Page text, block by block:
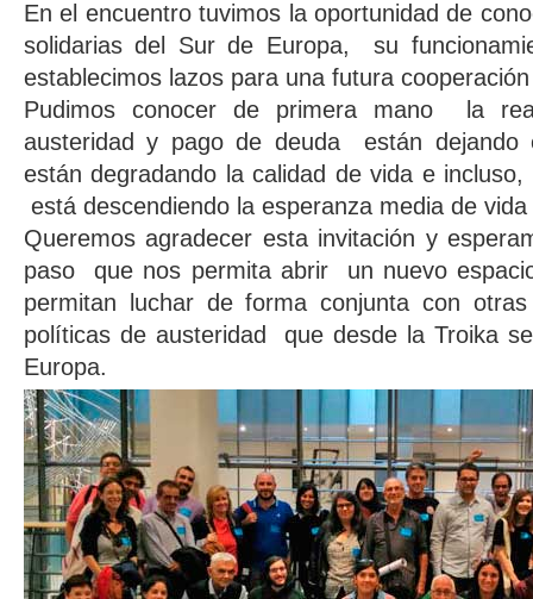
En el encuentro tuvimos la oportunidad de
solidarias del Sur de Europa, su
establecimos lazos para una futura
Pudimos conocer de primera mano la
austeridad y pago de deuda están
están degradando la calidad de vida e
está descendiendo la esperanza media de
Queremos agradecer esta invitación y
paso que nos permita abrir un nuevo
permitan luchar de forma conjunta con
políticas de austeridad que desde la Troika
Europa.